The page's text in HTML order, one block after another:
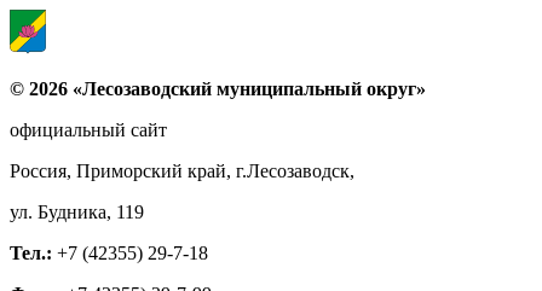
© 2026 «Лесозаводский муниципальный округ»
официальный сайт
Россия, Приморский край, г.Лесозаводск,
ул. Будника, 119
Тел.: +7 (42355) 29-7-18